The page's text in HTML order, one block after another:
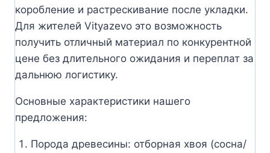
коробление и растрескивание после укладки.
Для жителей Vityazevo это возможность
получить отличный материал по конкурентной
цене без длительного ожидания и переплат за
дальнюю логистику.
Основные характеристики нашего
предложения:
Порода древесины: отборная хвоя (сосна/